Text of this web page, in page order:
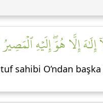
إِلَّا هُوَۖ إِلَيۡهِ ٱلۡمَصِيرُ
sahibi O’ndan